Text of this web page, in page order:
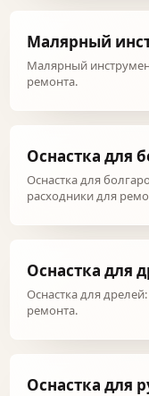
Малярный
Малярный
ремонта.
Оснастка для
Оснастка для
расходники для
Оснастка для
Оснастка для
ремонта.
Оснастка для